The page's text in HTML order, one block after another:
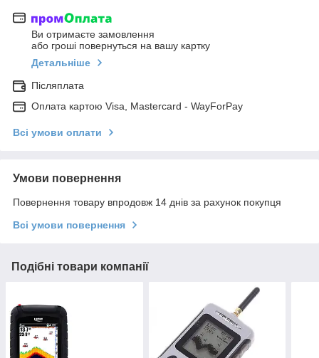
Ви отримаєте замовлення
або гроші повернуться на вашу картку
Детальніше
Післяплата
Оплата картою Visa, Mastercard - WayForPay
Всі умови оплати
Умови повернення
Повернення товару впродовж 14 днів за рахунок покупця
Всі умови повернення
Подібні товари компанії